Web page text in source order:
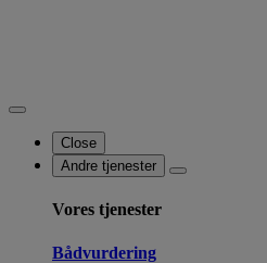
Close
Andre tjenester
Vores tjenester
Bådvurdering